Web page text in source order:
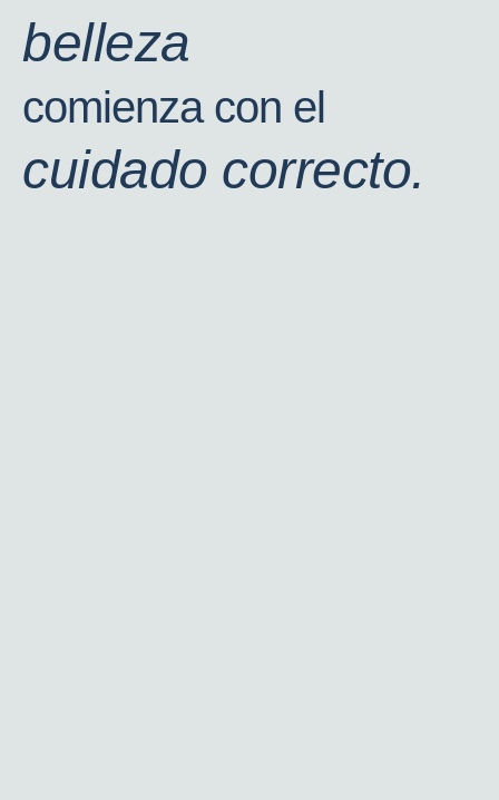
belleza
comienza con el
cuidado correcto.